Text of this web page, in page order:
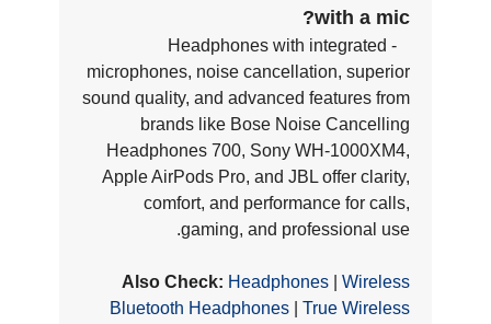
with a mic?
- Headphones with integrated
microphones, noise cancellation, superior
sound quality, and advanced features from
brands like Bose Noise Cancelling
Headphones 700, Sony WH-1000XM4,
Apple AirPods Pro, and JBL offer clarity,
comfort, and performance for calls,
gaming, and professional use.
Also Check: Headphones
Wireless
Bluetooth Headphones
True Wireless